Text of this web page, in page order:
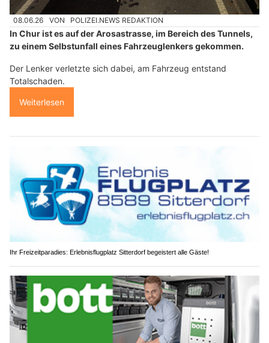
08.06.26 VON POLIZEI.NEWS REDAKTION
In Chur ist es auf der Arosastrasse, im Bereich des Tunnels,
zu einem Selbstunfall eines Fahrzeuglenkers gekommen.
Der Lenker verletzte sich dabei, am Fahrzeug entstand
Totalschaden.
Weiterlesen
Ihr Freizeitparadies: Erlebnisflugplatz Sitterdorf begeistert alle Gäste!